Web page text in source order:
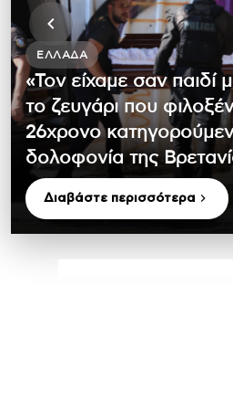
ΕΛΛΆΔΑ
«Τον είχαμε σαν παιδί
το ζευγάρι που
26χρονο
δολοφονία της
Διαβάστε περισσότερα